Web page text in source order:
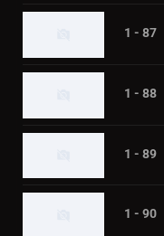
1 - 87
1 - 88
1 - 89
1 - 90